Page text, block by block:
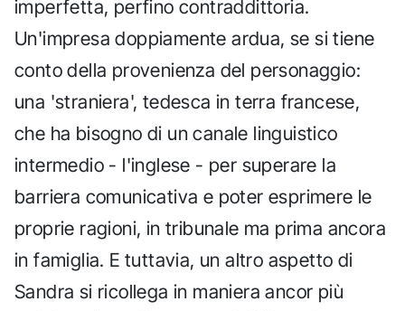
imperfetta, perfino contraddittoria.
Un'impresa doppiamente ardua, se si tiene
conto della provenienza del personaggio:
una 'straniera', tedesca in terra francese,
che ha bisogno di un canale linguistico
intermedio - l'inglese - per superare la
barriera comunicativa e poter esprimere le
proprie ragioni, in tribunale ma prima ancora
in famiglia. E tuttavia, un altro aspetto di
Sandra si ricollega in maniera ancor più